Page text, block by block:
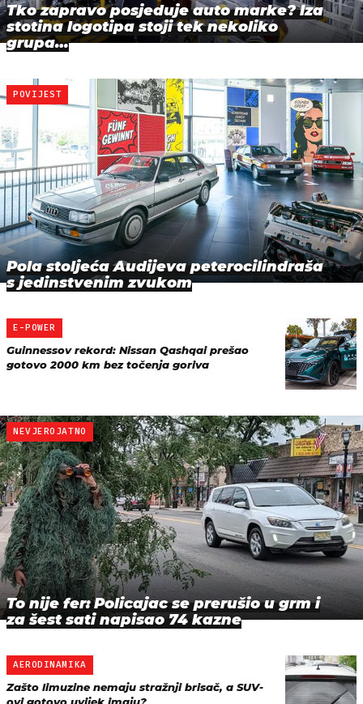
Tko zapravo posjeduje auto marke? Iza
stotina logotipa stoji tek nekoliko
grupa…
POVIJEST
Pola stoljeća Audijeva peterocilindraša
s jedinstvenim zvukom
E-POWER
Guinnessov rekord: Nissan Qashqai prešao
gotovo 2000 km bez točenja goriva
NEVJEROJATNO
To nije fer: Policajac se prerušio u grm i
za šest sati napisao 74 kazne
AERODINAMIKA
Zašto limuzine nemaju stražnji brisač, a SUV-